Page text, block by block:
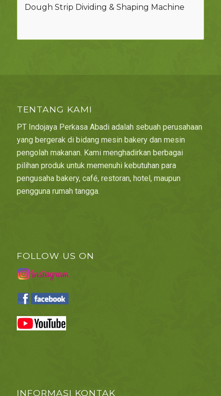
Dough Strip Dividing & Shaping Machine
TENTANG KAMI
PT Indojaya Perkasa Abadi adalah sebuah perusahaan
yang bergerak di bidang mesin bakery dan mesin
pengolah makanan. Kami menghadirkan berbagai
pilihan produk untuk memenuhi kebutuhan para
pengusaha bakery, café, restoran, hotel, maupun
pengguna rumah tangga.
FOLLOW US ON
INFORMASI KONTAK